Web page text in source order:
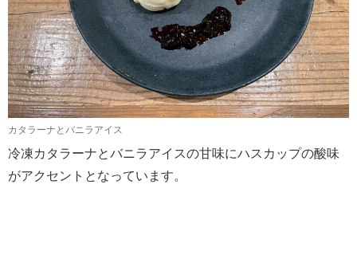
カタラーナとバニラアイス
冷凍カタラーナとバニラアイスの甘味にハスカップの酸味
がアクセントとなっています。